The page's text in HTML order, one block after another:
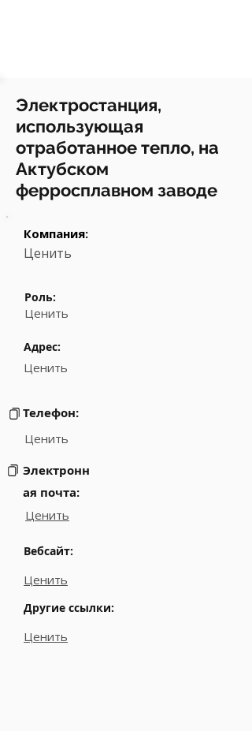
Электростанция,
использующая
отработанное тепло, на
Актубском
ферросплавном заводе
Компания:
Ценить
Роль:
Ценить
Адрес:
Ценить
Телефон:
Ценить
Электронн
ая почта:
Ценить
Вебсайт:
Ценить
Другие ссылки:
Ценить